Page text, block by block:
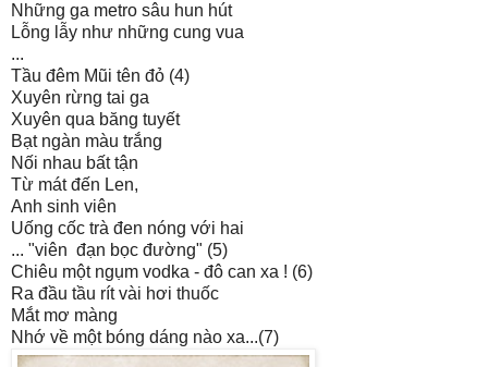
Những ga metro sâu hun hút
Lỗng lẫy như những cung vua
...
Tầu đêm Mũi tên đỏ (4)
Xuyên rừng tai ga
Xuyên qua băng tuyết
Bạt ngàn màu trắng
Nối nhau bất tận
Từ mát đến Len,
Anh sinh viên
Uống cốc trà đen nóng với hai
... "viên đạn bọc đường" (5)
Chiêu một ngụm vodka - đô can xa ! (6)
Ra đầu tầu rít vài hơi thuốc
Mắt mơ màng
Nhớ về một bóng dáng nào xa...(7)